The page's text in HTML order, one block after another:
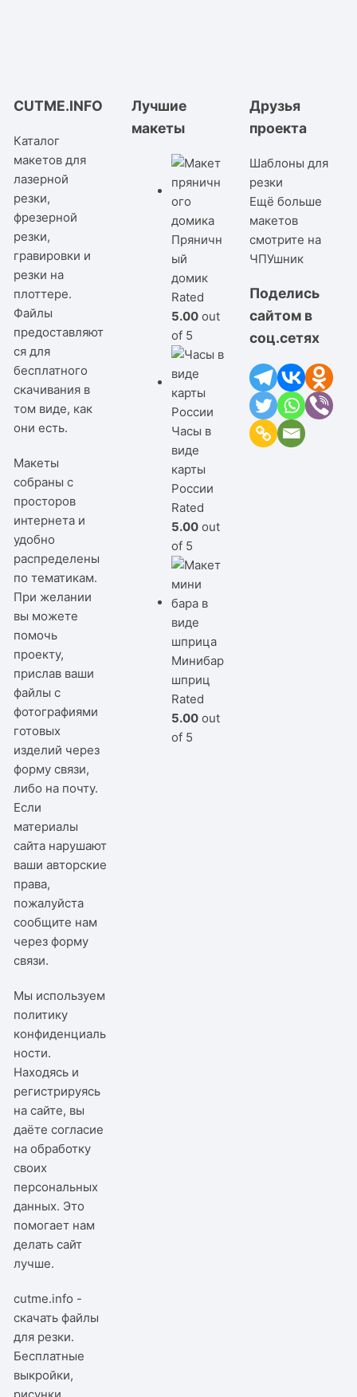
CUTME.INFO
Каталог
макетов для
лазерной
резки,
фрезерной
резки,
гравировки и
резки на
плоттере.
Файлы
предоставляют
ся для
бесплатного
скачивания в
том виде, как
они есть.
Макеты
собраны с
просторов
интернета и
удобно
распределены
по тематикам.
При желании
вы можете
помочь
проекту,
прислав ваши
файлы с
фотографиями
готовых
изделий через
форму связи,
либо на почту.
Если
материалы
сайта нарушают
ваши авторские
права,
пожалуйста
сообщите нам
черезформу
связи.
Мы используем
политику
конфиденциаль
ности.
Находясь и
регистрируясь
на сайте, вы
даёте согласие
на обработку
своих
персональных
данных. Это
помогает нам
делать сайт
лучше.
Лучшие
макеты
Пряничн
ый
домик
Rated
5.00 out
of 5
Часы в
виде
карты
России
Rated
5.00 out
of 5
Минибар
шприц
Rated
5.00 out
of 5
Друзья
проекта
Шаблоны для
резки
Ещё больше
макетов
смотрите на
ЧПУшник
Поделись
сайтом в
соц.сетях
cutme.info -
скачать файлы
для резки.
Бесплатные
выкройки,